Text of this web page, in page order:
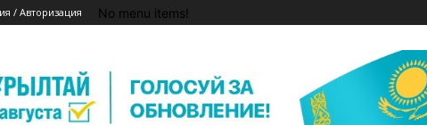
/ Авторизация No menu items!